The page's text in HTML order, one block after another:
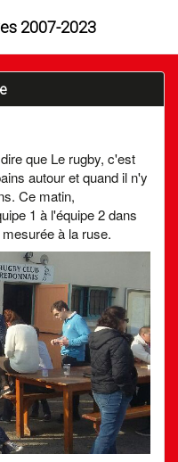
2007-2023
que Le rugby, c'est
autour et quand il n'y
Ce matin,
1 à l'équipe 2 dans
à la ruse.